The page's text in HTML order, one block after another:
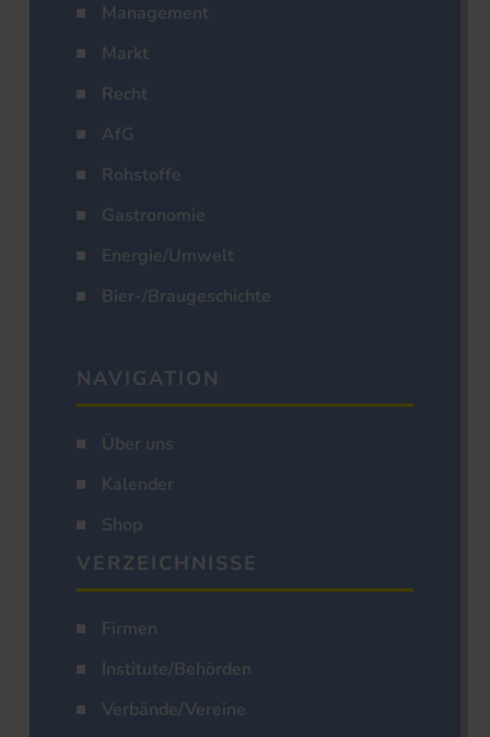
Management
Markt
Recht
AfG
Rohstoffe
Gastronomie
Energie/Umwelt
Bier-/Braugeschichte
NAVIGATION
Über uns
Kalender
Shop
VERZEICHNISSE
Firmen
Institute/Behörden
Verbände/Vereine